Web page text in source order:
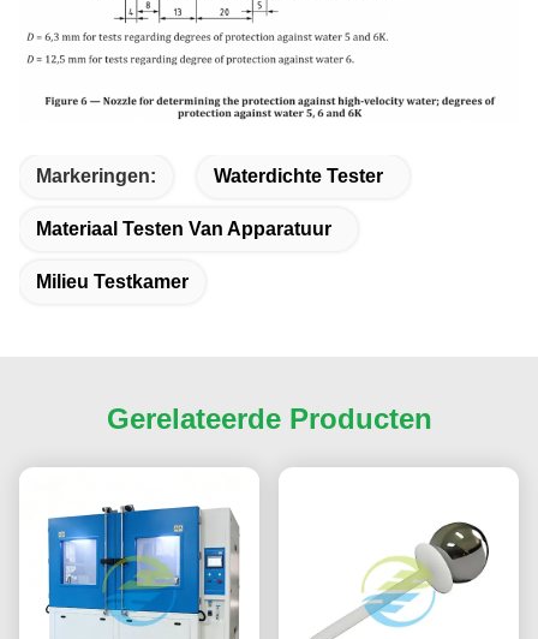
Markeringen: Waterdichte Tester
Materiaal Testen Van Apparatuur
Milieu Testkamer
Gerelateerde Producten